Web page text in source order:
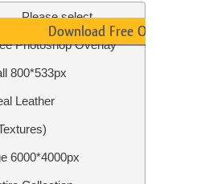
Please select
Photoshop Overlay
800*533px
Leather
6000*4000px
Download Free Overlay